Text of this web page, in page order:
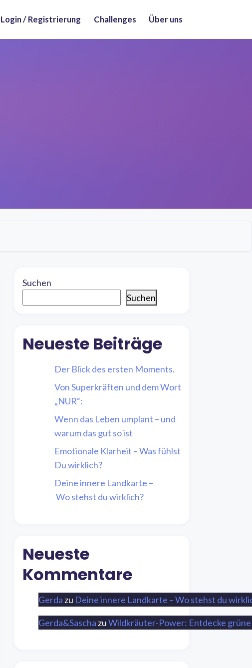
Login / Registrierung Challenges Über uns
Suchen
Suchen
Neueste Beiträge
Der Blick des ersten Moments.
Von Superkräften und dem Wort
„NUR“:
Wenn das Leben umplant – und
warum das gut so ist
Emotionale Klarheit – Was fühlst
Du wirklich?
Deine innere Landkarte –
Wo stehst du wirklich?
Neueste
Kommentare
Gerda zu Deine innere Landkarte – Wo stehst du
Gerda&Sascha zuWildkräuter-Power: Entdecke